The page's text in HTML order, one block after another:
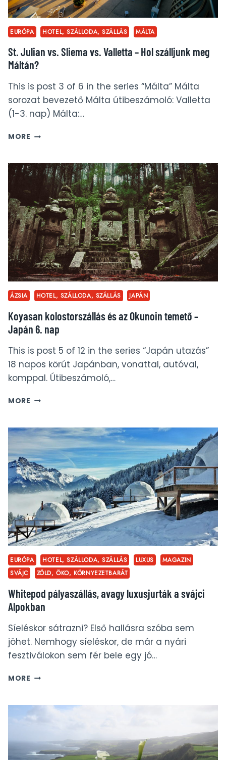
EURÓPA HOTEL, SZÁLLODA, SZÁLLÁS MÁLTA
St. Julian vs. Sliema vs. Valletta – Hol szálljunk meg
Máltán?
This is post 3 of 6 in the series “Málta” Málta
sorozat bevezető Málta útibeszámoló: Valletta
(1-3. nap) Málta:…
MORE ST.
SLIEMA
VS.
VALLETTA
HOL
SZÁLLJUNK
MEG
MÁLTÁN?
ÁZSIA HOTEL, SZÁLLODA, SZÁLLÁS JAPÁN
Koyasan kolostorszállás és az Okunoin temető –
Japán 6. nap
This is post 5 of 12 in the series “Japán utazás”
18 napos körút Japánban, vonattal, autóval,
komppal. Útibeszámoló,…
MORE KOYASAN
AZ
OKUNOIN
TEMETŐ
–
JAPÁN
6.
NAP
EURÓPA HOTEL, SZÁLLODA, SZÁLLÁS LUXUS
MAGAZIN
SVÁJC
ZÖLD, ÖKO, KÖRNYEZETBARÁT
Whitepod pályaszállás, avagy luxusjurták a svájci
Alpokban
Síeléskor sátrazni? Első hallásra szóba sem
jöhet. Nemhogy síeléskor, de már a nyári
fesztiválokon sem fér bele egy jó…
MORE WHITEPOD
LUXUSJURTÁK
A
ALPOKBAN